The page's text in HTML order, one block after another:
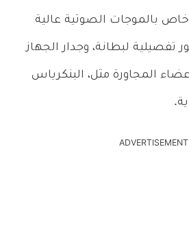
بالموجات الصوتية عالية
تفصيلية لبطانة، وجدار الجهاز
المجاورة مثل، البنكرياس
ADVERTISEMENT